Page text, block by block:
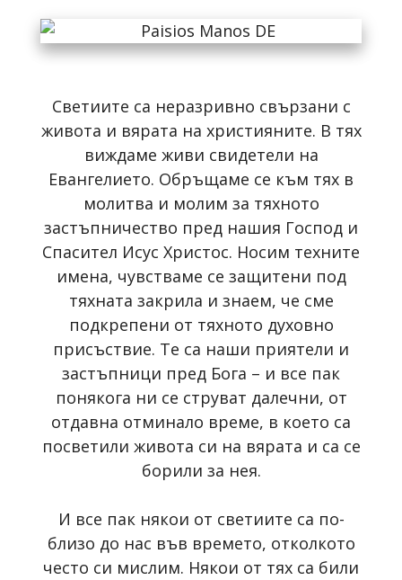
Светиите са неразривно свързани с
живота и вярата на християните. В тях
виждаме живи свидетели на
Евангелието. Обръщаме се към тях в
молитва и молим за тяхното
застъпничество пред нашия Господ и
Спасител Исус Христос. Носим техните
имена, чувстваме се защитени под
тяхната закрила и знаем, че сме
подкрепени от тяхното духовно
присъствие. Те са наши приятели и
застъпници пред Бога – и все пак
понякога ни се струват далечни, от
отдавна отминало време, в което са
посветили живота си на вярата и са се
борили за нея.
И все пак някои от светиите са по-
близо до нас във времето, отколкото
често си мислим. Някои от тях са били